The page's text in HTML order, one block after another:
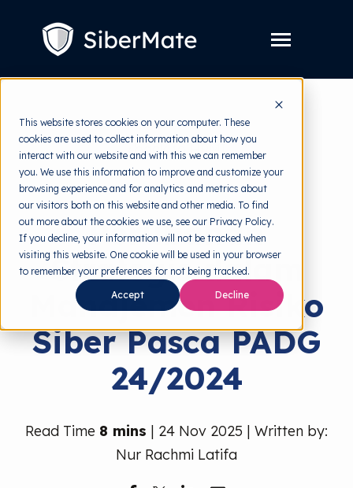
This website stores cookies on your computer. These
cookies are used to collect information about how you
interact with our website and with this we can remember
you. We use this information to improve and customize your
browsing experience and for analytics and metrics about
our visitors both on this website and other media. To find
out more about the cookies we use, see our Privacy Policy.
If you decline, your information will not be tracked when
visiting this website. One cookie will be used in your browser
to remember your preferences for not being tracked.
Accept Decline
Toggle
Layanan
children
for
Layanan
Harga
Resources
children
for
Resources
Tools Gratis
children
for
Tools
Gratis
Tentang
Coba Gratis
back to HRMI
Cyber Threats
Perubahan
Strategis dalam
Manajemen Risiko
Siber Pasca PADG
24/2024
Read Time 8 mins | 24 Nov 2025 | Written by:
Nur Rachmi Latifa